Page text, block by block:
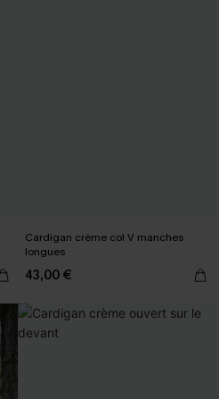
Cardigan crème col V manches
longues
43,00 €